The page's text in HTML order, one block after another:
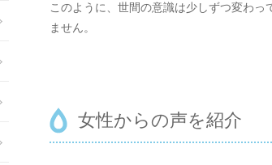
このように、世間の意識は少しずつ変わ
ません。
女性からの声を紹介